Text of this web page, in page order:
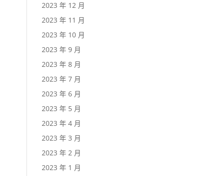
2023 年 12 月
2023 年 11 月
2023 年 10 月
2023 年 9 月
2023 年 8 月
2023 年 7 月
2023 年 6 月
2023 年 5 月
2023 年 4 月
2023 年 3 月
2023 年 2 月
2023 年 1 月